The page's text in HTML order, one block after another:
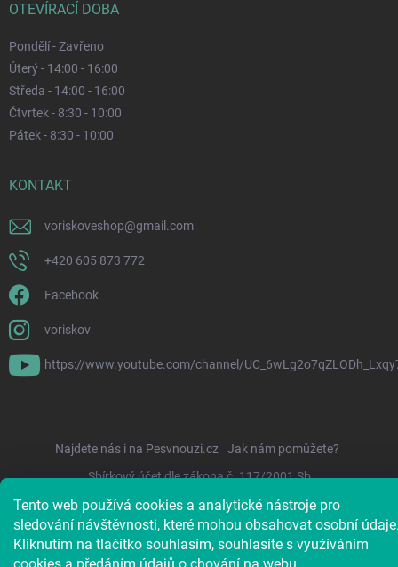
Tento web používá cookies a analytické nástroje pro
sledování návštěvnosti, které mohou obsahovat osobní
Kliknutím na tlačítko souhlasím, souhlasíte s využíváním
OTEVÍRACÍ DOBA
Pondělí - Zavřeno
Úterý - 14:00 - 16:00
Středa - 14:00 - 16:00
Čtvrtek - 8:30 - 10:00
Pátek - 8:30 - 10:00
KONTAKT
voriskoveshop@gmail.com
+420 605 873 772
Facebook
voriskov
https://www.youtube.com/channel/
Najdete nás i na Pesvnouzi.cz
Jak nám pomůžete?
Sbírkový účet dle zákona č. 117/2001 Sb.